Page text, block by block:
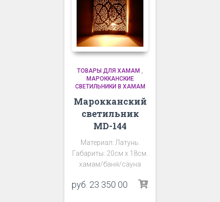
ТОВАРЫ ДЛЯ ХАМАМ
МАРОККАНСКИЕ
СВЕТИЛЬНИКИ В ХАМАМ
Марокканский
светильник
MD-144
Материал: Латунь.
Габариты: 20см х 18см.
хамам/баня/сауна
руб. 23 350 00